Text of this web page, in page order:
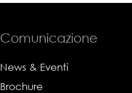
Comunicazione
News & Eventi
Brochure